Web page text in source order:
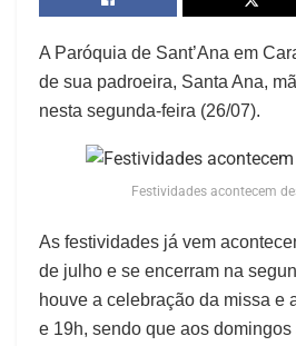
A Paróquia de Sant’Ana em
de sua padroeira, Santa Ana,
nesta segunda-feira (26/07).
Festividades acontecem
As festividades já vem
de julho e se encerram na
houve a celebração da missa e
e 19h, sendo que aos domingos